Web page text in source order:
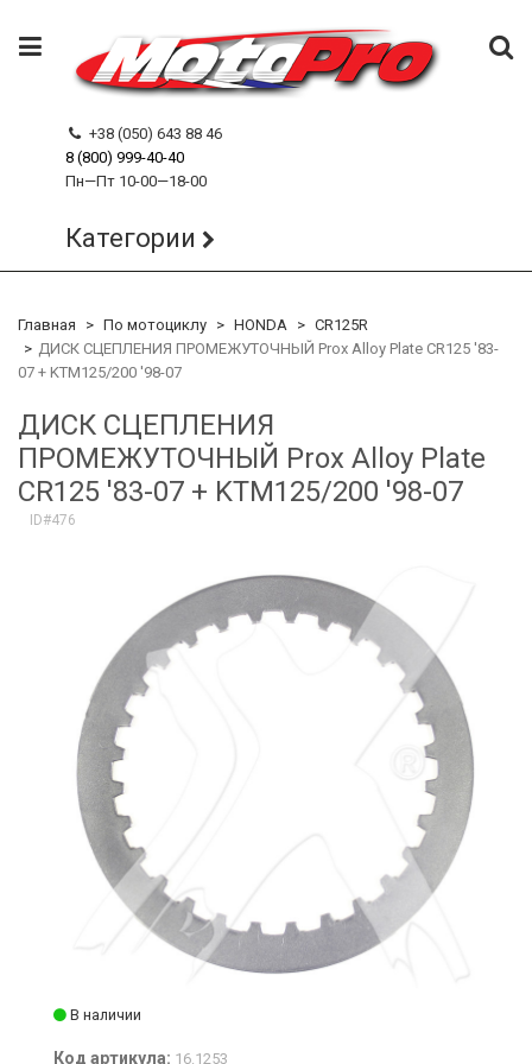
+38 (050) 643 88 46
8 (800) 999-40-40
Пн—Пт 10-00—18-00
Категории
Главная По мотоциклу HONDA
CR125R
ДИСК СЦЕПЛЕНИЯ ПРОМЕЖУТОЧНЫЙ Prox Alloy Plate CR125 '83-
07 + KTM125/200 '98-07
ДИСК СЦЕПЛЕНИЯ
ПРОМЕЖУТОЧНЫЙ Prox Alloy Plate
CR125 '83-07 + KTM125/200 '98-07
ID#476
В наличии
Код артикула: 16.1253